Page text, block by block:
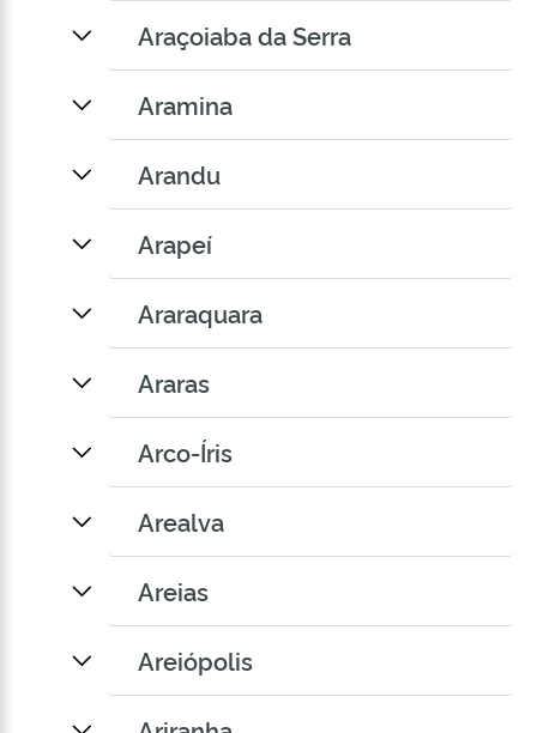
Araçoiaba da Serra
Aramina
Arandu
Arapeí
Araraquara
Araras
Arco-Íris
Arealva
Areias
Areiópolis